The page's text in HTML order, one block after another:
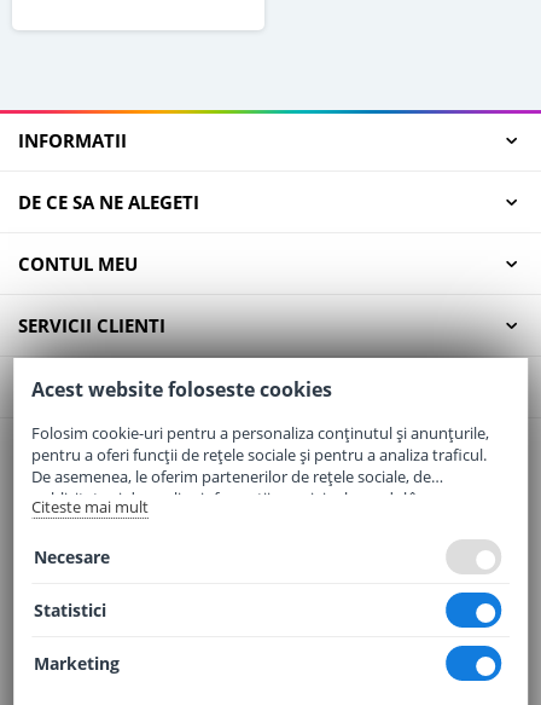
INFORMATII
DE CE SA NE ALEGETI
CONTUL MEU
SERVICII CLIENTI
CONTACT
Email:office@elaptepraf.ro
Telefon:0745-964-449
Adresa:Sos. Borsului, Nr. 20, Oradea, Jud. Bihor
Acest website foloseste cookies
Folosim cookie-uri pentru a personaliza conținutul și anunțurile,
pentru a oferi funcții de rețele sociale și pentru a analiza traficul.
De asemenea, le oferim partenerilor de rețele sociale, de
publicitate și de analize informații cu privire la modul în care
folosiți site-ul nostru. Aceștia le pot combina cu alte informații
Citeste mai mult
Necesare
Statistici
Marketing